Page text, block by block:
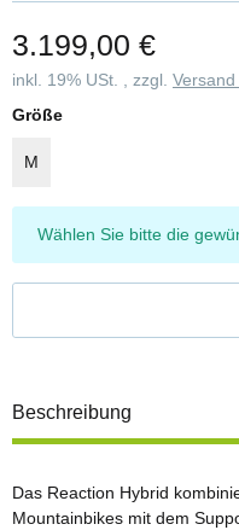
3.199,00 €
inkl. 19% USt. , zzgl. Versand
Größe
M
x
Wählen Sie bitte die
Beschreibung
Das Reaction Hybrid
Mountainbikes mit dem